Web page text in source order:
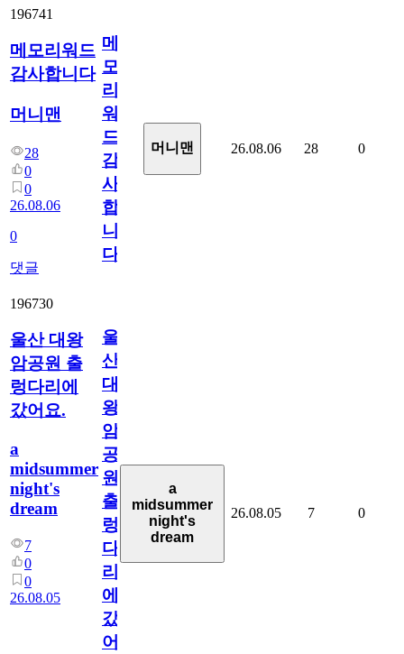
196741
메모리워드
감사합니다
머니맨
28
0
0
26.08.06
0
댓글
메
모
리
워
드
감
사
합
니
다
머니맨 26.08.06 28 0
196730
울산 대왕
암공원 출
렁다리에
갔어요.
a
midsummer
night's
dream
7
0
0
26.08.05
울
산
대
왕
암
공
원
출
렁
다
리
에
갔
어
a
midsummer
night's
dream
26.08.05 7 0